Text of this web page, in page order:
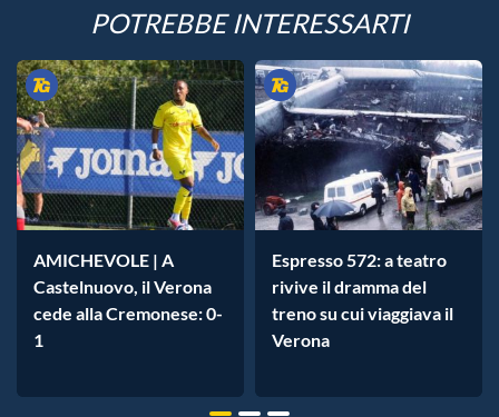
POTREBBE INTERESSARTI
AMICHEVOLE | A
Castelnuovo, il Verona
cede alla Cremonese: 0-
1
Espresso 572: a teatro
rivive il dramma del
treno su cui viaggiava il
Verona